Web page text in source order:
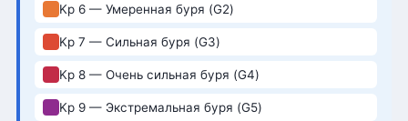
Kp 6 — Умеренная буря (G2)
Kp 7 — Сильная буря (G3)
Kp 8 — Очень сильная буря (G4)
Kp 9 — Экстремальная буря (G5)